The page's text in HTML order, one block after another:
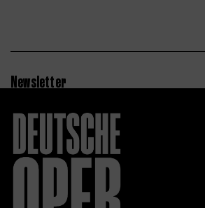
Newsletter